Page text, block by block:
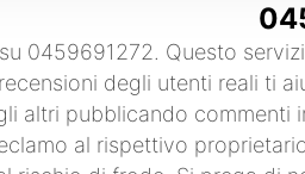
0459691272. Questo
degli utenti reali ti
altri pubblicando
al rispettivo